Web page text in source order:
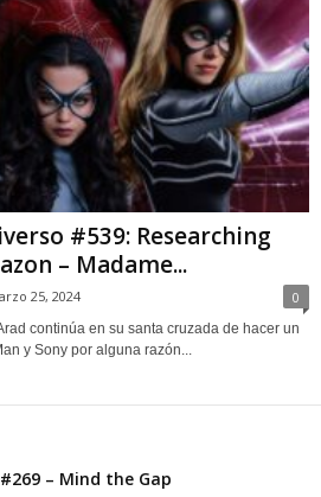
#539: Researching
– Madame...
25, 2024 0
continúa en su santa cruzada de hacer un
y Sony por alguna razón...
– Mind the Gap